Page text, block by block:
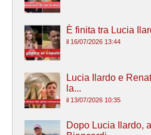
È finita tra Lucia
il 16/07/2026 13:44
Lucia Ilardo e
la...
il 13/07/2026 10:35
Dopo Lucia Ilardo,